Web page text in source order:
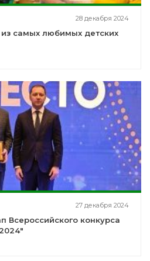
28 декабря 2024
самых любимых детских
27 декабря 2024
Всероссийского конкурса